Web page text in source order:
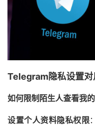
Telegram隐私设置对
如何限制陌生人查看我
设置个人资料隐私权限：